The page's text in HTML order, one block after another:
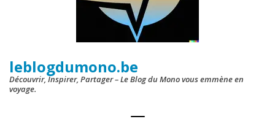
leblogdumono.be
Découvrir, Inspirer, Partager – Le Blog du Mono vous emmène en
voyage.